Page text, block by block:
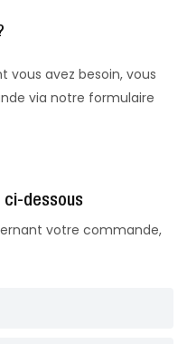
vous avez besoin, vous
via notre formulaire
ci-dessous
votre commande,